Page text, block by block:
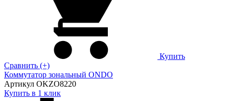
Купить
Сравнить (+)
Коммутатор зональный ONDO
Артикул OKZO8220
Купить в 1 клик